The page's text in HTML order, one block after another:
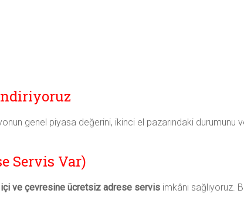
genel piyasa değerini, ikinci el pazarındaki durumunu
Servis Var)
ve çevresine ücretsiz adrese servis imkânı sağlıyoruz.